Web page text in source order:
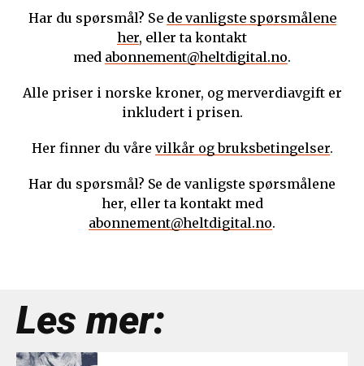
Har du spørsmål? Se de vanligste spørsmålene
her, eller ta kontakt
med abonnement@heltdigital.no.
Alle priser i norske kroner, og merverdiavgift er
inkludert i prisen.
Her finner du våre vilkår og bruksbetingelser.
Har du spørsmål? Se de vanligste spørsmålene
her, eller ta kontakt med
abonnement@heltdigital.no.
Les mer: